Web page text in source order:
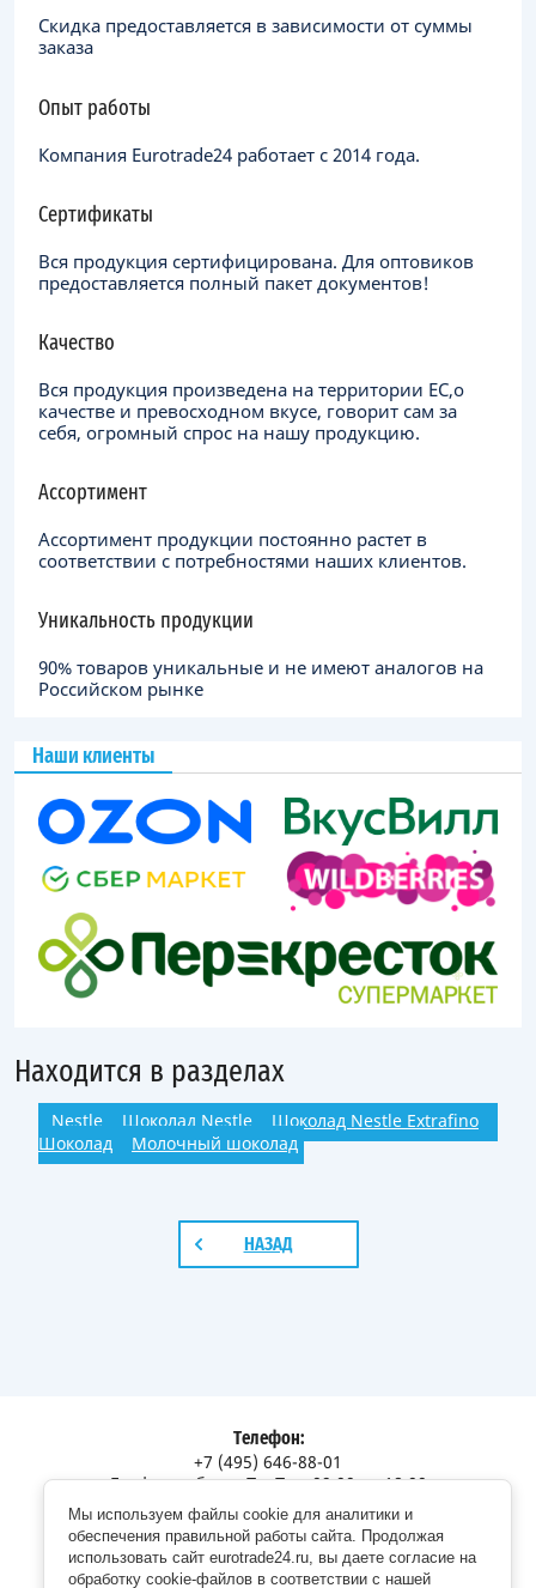
Мы используем файлы cookie для аналитики и
обеспечения правильной работы сайта. Продолжая
использовать сайт eurotrade24.ru, вы даете согласие на
обработку cookie-файлов в соответствии с нашей
Скидка предоставляется в зависимости от суммы
заказа
Опыт работы
Компания Eurotrade24 работает с 2014 года.
Сертификаты
Вся продукция сертифицирована. Для оптовиков
предоставляется полный пакет документов!
Качество
Вся продукция произведена на территории ЕC,о
качестве и превосходном вкусе, говорит сам за
себя, огромный спрос на нашу продукцию.
Ассортимент
Ассортимент продукции постоянно растет в
соответствии с потребностями наших клиентов.
Уникальность продукции
90% товаров уникальные и не имеют аналогов на
Российском рынке
Наши клиенты
Находится в разделах
Nestle Шоколад Nestle
Шоколад Nestle Extrafino
Шоколад
Молочный шоколад
НАЗАД
Телефон:
+7 (495) 646-88-01
График работы: Пн-Пт с 09:00 до 18:00
Адрес:
Московская обл., г. Долгопрудный, Дорожный пр., 12